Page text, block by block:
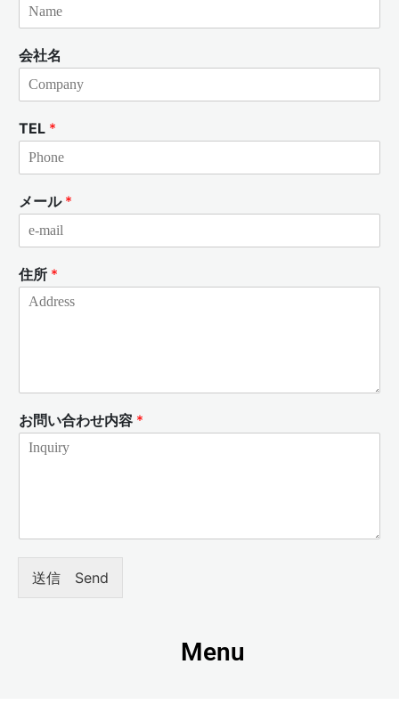
会社名
TEL *
メール *
住所 *
お問い合わせ内容 *
送信 Send
Menu